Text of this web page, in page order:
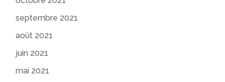
septembre 2021
août 2021
juin 2021
mai 2021